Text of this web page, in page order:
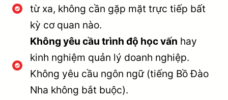
từ xa, không cần gặp mặt trực tiếp bất
kỳ cơ quan nào.
Không yêu cầu trình độ học vấn hay
kinh nghiệm quản lý doanh nghiệp.
Không yêu cầu ngôn ngữ (tiếng Bồ Đào
Nha không bắt buộc).